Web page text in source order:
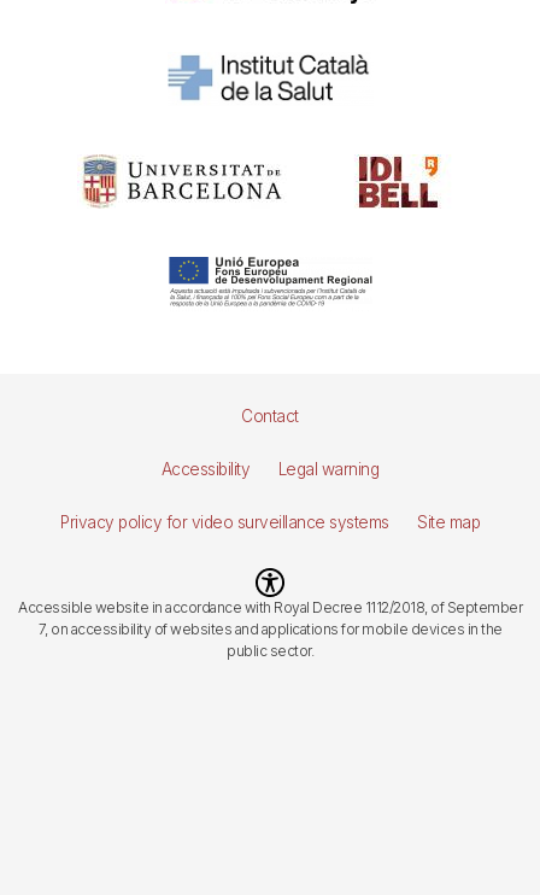
Contact
Accessibility Legal warning
Privacy policy for video surveillance systems Site map
Imagen
Accessible website in accordance with Royal Decree 1112/2018, of September
7, on accessibility of websites and applications for mobile devices in the
public sector.